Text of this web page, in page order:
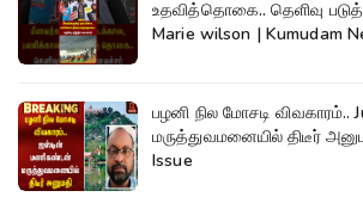
உதவித்தொகை.. தெளிவு
Marie wilson | Kumudam
பழனி நில மோசடி விவகாரம்..
மருத்துவமனையில் திடீர்
Issue